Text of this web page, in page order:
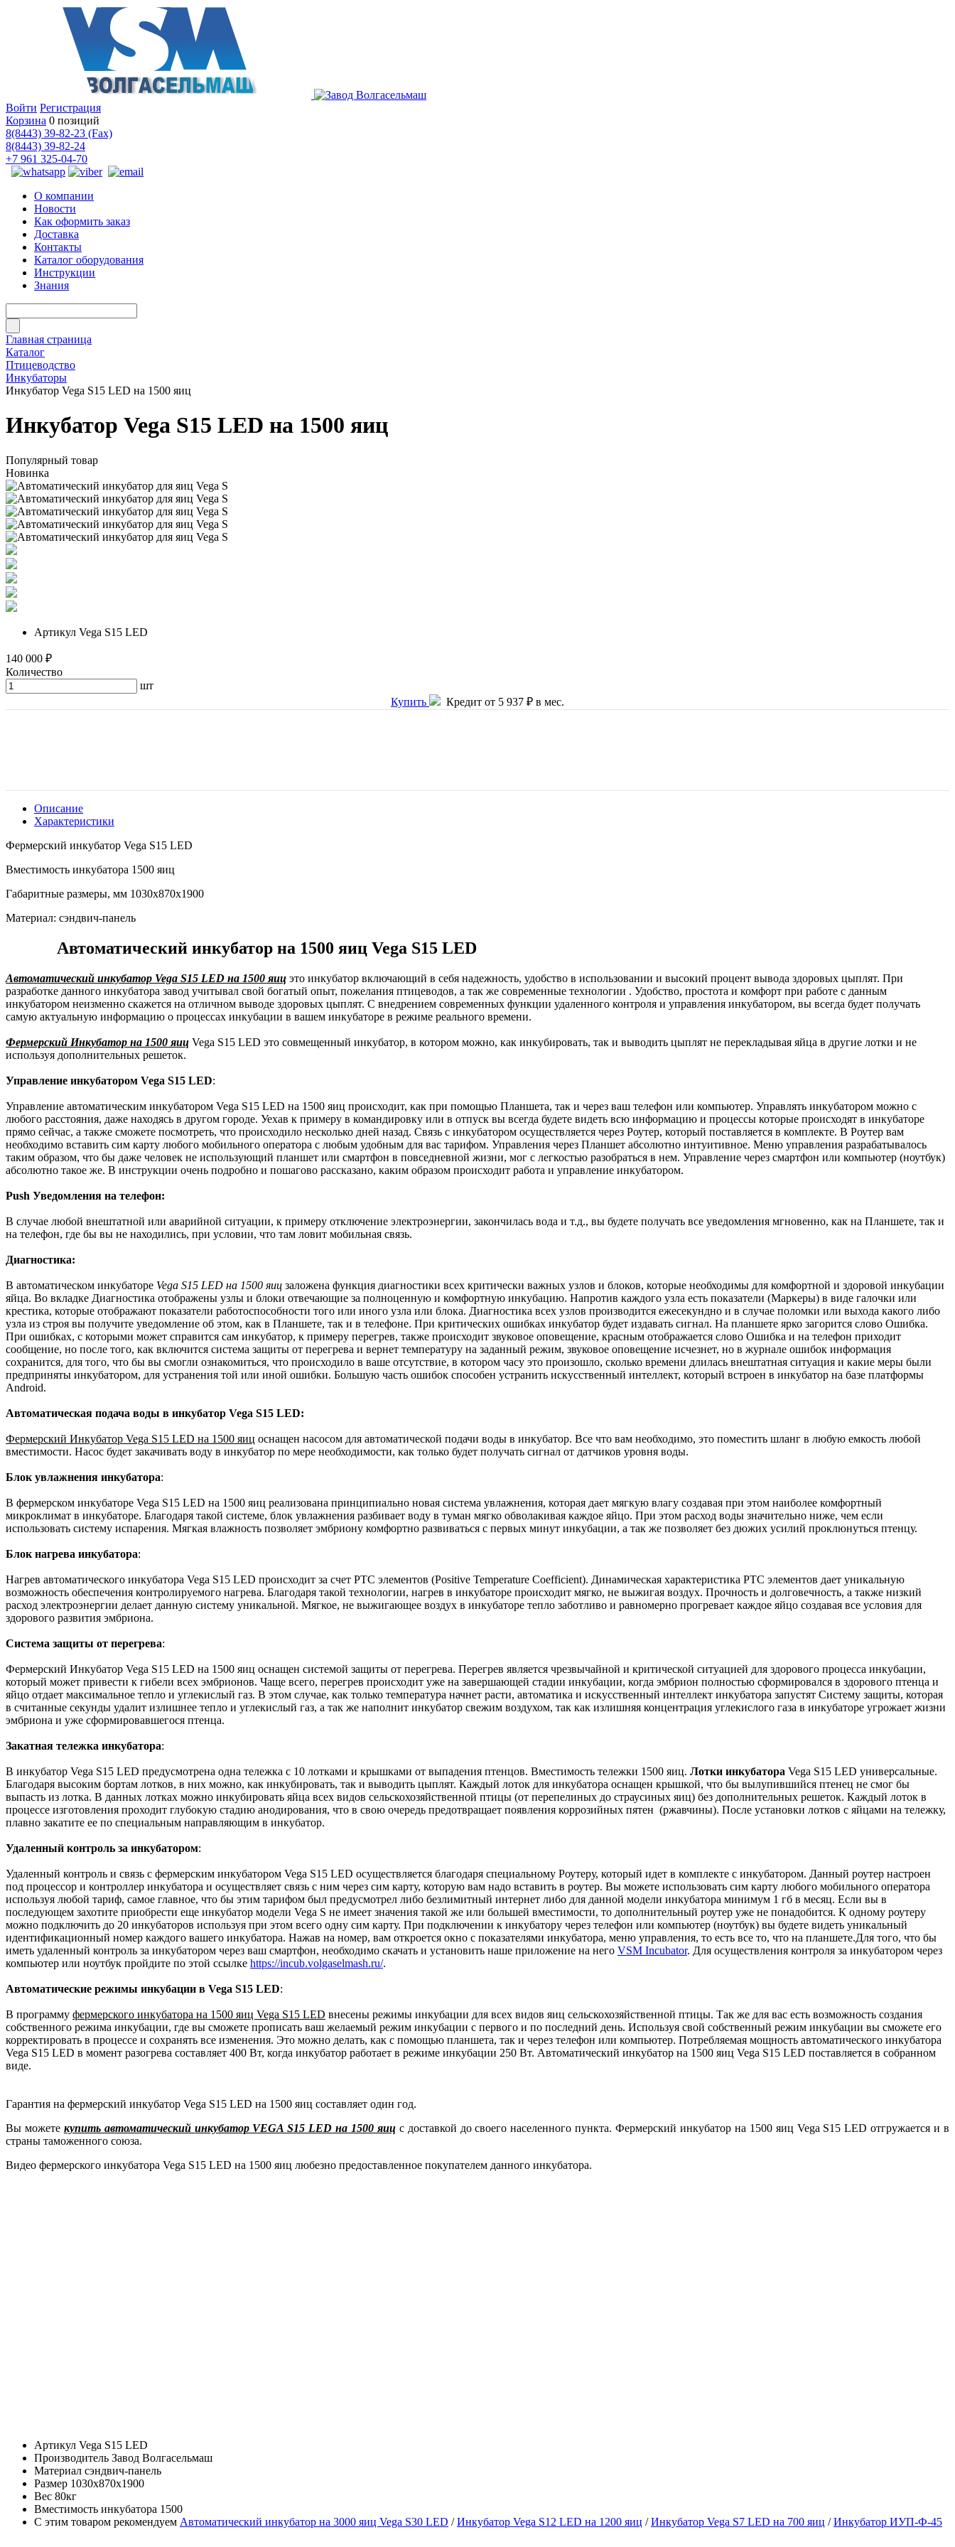
Войти Регистрация
Корзина 0 позиций
8(8443) 39-82-23 (Fax)
8(8443) 39-82-24
+7 961 325-04-70
О компании
Новости
Как оформить заказ
Доставка
Контакты
Каталог оборудования
Инструкции
Знания
Главная страница
Каталог
Птицеводство
Инкубаторы
Инкубатор Vega S15 LED на 1500 яиц
Инкубатор Vega S15 LED на 1500 яиц
Популярный товар
Новинка
Артикул Vega S15 LED
140 000 ₽
Количество
шт
Купить
Кредит от 5 937 ₽ в мес.
Описание
Характеристики
Фермерский инкубатор Vega S15 LED
Вместимость инкубатора 1500 яиц
Габаритные размеры, мм 1030х870х1900
Материал: сэндвич-панель
Автоматический инкубатор на 1500 яиц Vega S15 LED
Автоматический инкубатор Vega S15 LED на 1500 яиц это инкубатор включающий в себя надежность, удобство в использовании и высокий процент вывода здоровых цыплят. При
разработке данного инкубатора завод учитывал свой богатый опыт, пожелания птицеводов, а так же современные технологии . Удобство, простота и комфорт при работе с данным
инкубатором неизменно скажется на отличном выводе здоровых цыплят. С внедрением современных функции удаленного контроля и управления инкубатором, вы всегда будет получать
самую актуальную информацию о процессах инкубации в вашем инкубаторе в режиме реального времени.
Фермерский Инкубатор на 1500 яиц Vega S15 LED это совмещенный инкубатор, в котором можно, как инкубировать, так и выводить цыплят не перекладывая яйца в другие лотки и не
используя дополнительных решеток.
Управление инкубатором Vega S15 LED:
Управление автоматическим инкубатором Vega S15 LED на 1500 яиц происходит, как при помощью Планшета, так и через ваш телефон или компьютер. Управлять инкубатором можно с
любого расстояния, даже находясь в другом городе. Уехав к примеру в командировку или в отпуск вы всегда будете видеть всю информацию и процессы которые происходят в инкубаторе
прямо сейчас, а также сможете посмотреть, что происходило несколько дней назад. Связь с инкубатором осуществляется через Роутер, который поставляется в комплекте. В Роутер вам
необходимо вставить сим карту любого мобильного оператора с любым удобным для вас тарифом. Управления через Планшет абсолютно интуитивное. Меню управления разрабатывалось
таким образом, что бы даже человек не использующий планшет или смартфон в повседневной жизни, мог с легкостью разобраться в нем. Управление через смартфон или компьютер (ноутбук)
абсолютно такое же. В инструкции очень подробно и пошагово рассказано, каким образом происходит работа и управление инкубатором.
Push Уведомления на телефон:
В случае любой внештатной или аварийной ситуации, к примеру отключение электроэнергии, закончилась вода и т.д., вы будете получать все уведомления мгновенно, как на Планшете, так и
на телефон, где бы вы не находились, при условии, что там ловит мобильная связь.
Диагностика:
В автоматическом инкубаторе Vega S15 LED на 1500 яиц заложена функция диагностики всех критически важных узлов и блоков, которые необходимы для комфортной и здоровой инкубации
яйца. Во вкладке Диагностика отображены узлы и блоки отвечающие за полноценную и комфортную инкубацию. Напротив каждого узла есть показатели (Маркеры) в виде галочки или
крестика, которые отображают показатели работоспособности того или иного узла или блока. Диагностика всех узлов производится ежесекундно и в случае поломки или выхода какого либо
узла из строя вы получите уведомление об этом, как в Планшете, так и в телефоне. При критических ошибках инкубатор будет издавать сигнал. На планшете ярко загорится слово Ошибка.
При ошибках, с которыми может справится сам инкубатор, к примеру перегрев, также происходит звуковое оповещение, красным отображается слово Ошибка и на телефон приходит
сообщение, но после того, как включится система защиты от перегрева и вернет температуру на заданный режим, звуковое оповещение исчезнет, но в журнале ошибок информация
сохранится, для того, что бы вы смогли ознакомиться, что происходило в ваше отсутствие, в котором часу это произошло, сколько времени длилась внештатная ситуация и какие меры были
предприняты инкубатором, для устранения той или иной ошибки. Большую часть ошибок способен устранить искусственный интеллект, который встроен в инкубатор на базе платформы
Android.
Автоматическая подача воды в инкубатор Vega S15 LED:
Фермерский Инкубатор Vega S15 LED на 1500 яиц оснащен насосом для автоматической подачи воды в инкубатор. Все что вам необходимо, это поместить шланг в любую емкость любой
вместимости. Насос будет закачивать воду в инкубатор по мере необходимости, как только будет получать сигнал от датчиков уровня воды.
Блок увлажнения инкубатора:
В фермерском инкубаторе Vega S15 LED на 1500 яиц реализована принципиально новая система увлажнения, которая дает мягкую влагу создавая при этом наиболее комфортный
микроклимат в инкубаторе. Благодаря такой системе, блок увлажнения разбивает воду в туман мягко обволакивая каждое яйцо. При этом расход воды значительно ниже, чем если
использовать систему испарения. Мягкая влажность позволяет эмбриону комфортно развиваться с первых минут инкубации, а так же позволяет без дюжих усилий проклюнуться птенцу.
Блок нагрева инкубатора:
Нагрев автоматического инкубатора Vega S15 LED происходит за счет PTC элементов (Positive Temperature Coefficient). Динамическая характеристика PTC элементов дает уникальную
возможность обеспечения контролируемого нагрева. Благодаря такой технологии, нагрев в инкубаторе происходит мягко, не выжигая воздух. Прочность и долговечность, а также низкий
расход электроэнергии делает данную систему уникальной. Мягкое, не выжигающее воздух в инкубаторе тепло заботливо и равномерно прогревает каждое яйцо создавая все условия для
здорового развития эмбриона.
Система защиты от перегрева:
Фермерский Инкубатор Vega S15 LED на 1500 яиц оснащен системой защиты от перегрева. Перегрев является чрезвычайной и критической ситуацией для здорового процесса инкубации,
который может привести к гибели всех эмбрионов. Чаще всего, перегрев происходит уже на завершающей стадии инкубации, когда эмбрион полностью сформировался в здорового птенца и
яйцо отдает максимальное тепло и углекислый газ. В этом случае, как только температура начнет расти, автоматика и искусственный интеллект инкубатора запустят Систему защиты, которая
в считанные секунды удалит излишнее тепло и углекислый газ, а так же наполнит инкубатор свежим воздухом, так как излишняя концентрация углекислого газа в инкубаторе угрожает жизни
эмбриона и уже сформировавшегося птенца.
Закатная тележка инкубатора:
В инкубатор Vega S15 LED предусмотрена одна тележка с 10 лотками и крышками от выпадения птенцов. Вместимость тележки 1500 яиц. Лотки инкубатора Vega S15 LED универсальные.
Благодаря высоким бортам лотков, в них можно, как инкубировать, так и выводить цыплят. Каждый лоток для инкубатора оснащен крышкой, что бы вылупившийся птенец не смог бы
выпасть из лотка. В данных лотках можно инкубировать яйца всех видов сельскохозяйственной птицы (от перепелиных до страусиных яиц) без дополнительных решеток. Каждый лоток в
процессе изготовления проходит глубокую стадию анодирования, что в свою очередь предотвращает появления коррозийных пятен (ржавчины). После установки лотков с яйцами на тележку,
плавно закатите ее по специальным направляющим в инкубатор.
Удаленный контроль за инкубатором:
Удаленный контроль и связь с фермерским инкубатором Vega S15 LED осуществляется благодаря специальному Роутеру, который идет в комплекте с инкубатором. Данный роутер настроен
под процессор и контроллер инкубатора и осуществляет связь с ним через сим карту, которую вам надо вставить в роутер. Вы можете использовать сим карту любого мобильного оператора
используя любой тариф, самое главное, что бы этим тарифом был предусмотрел либо безлимитный интернет либо для данной модели инкубатора минимум 1 гб в месяц. Если вы в
последующем захотите приобрести еще инкубатор модели Vega S не имеет значения такой же или большей вместимости, то дополнительный роутер уже не понадобится. К одному роутеру
можно подключить до 20 инкубаторов используя при этом всего одну сим карту. При подключении к инкубатору через телефон или компьютер (ноутбук) вы будете видеть уникальный
идентификационный номер каждого вашего инкубатора. Нажав на номер, вам откроется окно с показателями инкубатора, меню управления, то есть все то, что на планшете.Для того, что бы
иметь удаленный контроль за инкубатором через ваш смартфон, необходимо скачать и установить наше приложение на него VSM Incubator. Для осуществления контроля за инкубатором через
компьютер или ноутбук пройдите по этой ссылке https://incub.volgaselmash.ru/.
Автоматические режимы инкубации в Vega S15 LED:
В программу фермерского инкубатора на 1500 яиц Vega S15 LED внесены режимы инкубации для всех видов яиц сельскохозяйственной птицы. Так же для вас есть возможность создания
собственного режима инкубации, где вы сможете прописать ваш желаемый режим инкубации с первого и по последний день. Используя свой собственный режим инкубации вы сможете его
корректировать в процессе и сохранять все изменения. Это можно делать, как с помощью планшета, так и через телефон или компьютер. Потребляемая мощность автоматического инкубатора
Vega S15 LED в момент разогрева составляет 400 Вт, когда инкубатор работает в режиме инкубации 250 Вт. Автоматический инкубатор на 1500 яиц Vega S15 LED поставляется в собранном
виде.
Гарантия на фермерский инкубатор Vega S15 LED на 1500 яиц составляет один год.
Вы можете купить автоматический инкубатор VEGA S15 LED на 1500 яицс доставкой до своего населенного пункта. Фермерский инкубатор на 1500 яиц Vega S15 LED отгружается и в
страны таможенного союза.
Видео фермерского инкубатора Vega S15 LED на 1500 яиц любезно предоставленное покупателем данного инкубатора.
Артикул Vega S15 LED
Производитель Завод Волгасельмаш
Материал сэндвич-панель
Размер 1030х870х1900
Вес 80кг
Вместимость инкубатора 1500
С этим товаром рекомендуем Автоматический инкубатор на 3000 яиц Vega S30 LED /Инкубатор Vega S12 LED на 1200 яиц /Инкубатор Vega S7 LED на 700 яиц /Инкубатор ИУП-Ф-45